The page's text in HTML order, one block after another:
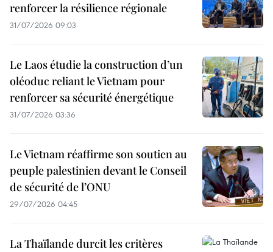
renforcer la résilience régionale
31/07/2026 09:03
Le Laos étudie la construction d’un
oléoduc reliant le Vietnam pour
renforcer sa sécurité énergétique
31/07/2026 03:36
Le Vietnam réaffirme son soutien au
peuple palestinien devant le Conseil
de sécurité de l’ONU
29/07/2026 04:45
La Thaïlande durcit les critères